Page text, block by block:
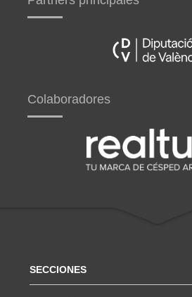
Colaboradores
SECCIONES